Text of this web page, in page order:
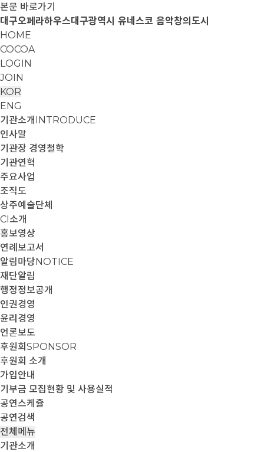
본문 바로가기
대구오페라하우스대구광역시 유네스코 음악창의도시
HOME
COCOA
LOGIN
JOIN
KOR
ENG
기관소개 INTRODUCE
인사말
기관장 경영철학
기관연혁
주요사업
조직도
상주예술단체
CI소개
홍보영상
연례보고서
알림마당NOTICE
재단알림
행정정보공개
인권경영
윤리경영
언론보도
후원회 SPONSOR
후원회 소개
가입안내
기부금 모집현황 및 사용실적
공연스케쥴
공연검색
전체메뉴
기관소개